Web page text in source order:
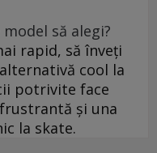
să alegi?
rapid, să înveți
cool la
potrivite face
și una
la skate.